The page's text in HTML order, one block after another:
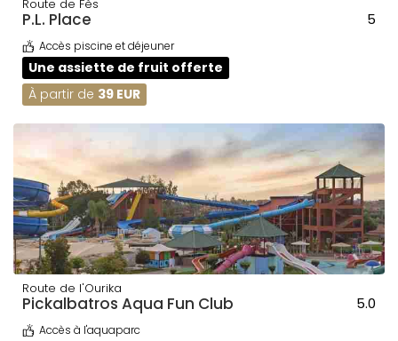
Route de Fès
P.L. Place 5
Accès piscine et déjeuner
Une assiette de fruit offerte
À partir de 39 EUR
Route de l'Ourika
Pickalbatros Aqua Fun Club 5.0
Accès à l'aquaparc